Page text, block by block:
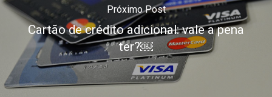
Próximo Post
Cartão de crédito adicional: vale a pena
ter?￼